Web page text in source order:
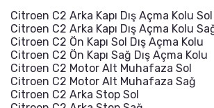
Citroen C2 Arka Kapı Dış Açma Kolu Sol
Citroen C2 Arka Kapı Dış Açma Kolu
Citroen C2 Ön Kapı Sol Dış Açma Kolu
Citroen C2 Ön Kapı Sağ Dış Açma Kolu
Citroen C2 Motor Alt Muhafaza Sol
Citroen C2 Motor Alt Muhafaza Sağ
Citroen C2 Arka Stop Sol